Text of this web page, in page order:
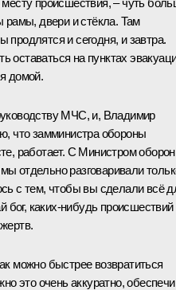
рамы, двери и стёкла. Там
продлятся и сегодня, и завтра.
оставаться на пунктах
домой.
МЧС, и, Владимир
что замминистра обороны
работает. С Министром
отдельно разговаривали
с тем, чтобы вы сделали всё
бог, каких‑нибудь происшествий
можно быстрее возвратиться
это очень аккуратно,